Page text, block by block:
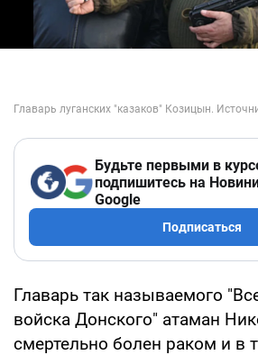
Будьте первыми в
подпишитесь на
Google
Подписаться
Главарь так называемого
войска Донского" атаман
смертельно болен раком и в